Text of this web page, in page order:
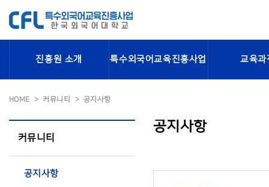
진흥원 소개 특수외국어교육진흥사업 교육과
HOME 커뮤니티 공지사항
커뮤니티
공지사항
공지사항